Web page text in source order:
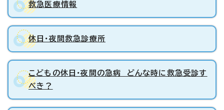
救急医療情報
休日・夜間救急診療所
こどもの休日・夜間の急病 どんな時に救急受診す
べき？